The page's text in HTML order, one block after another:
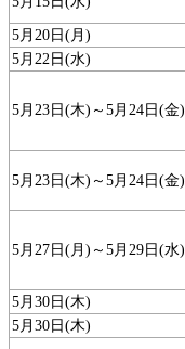
5月20日(月)
5月22日(水)
5月23日(木)～5月24日(金)
5月23日(木)～5月24日(金)
5月27日(月)～5月29日(水)
5月30日(木)
5月30日(木)